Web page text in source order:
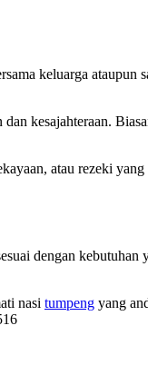
keluarga ataupun
kesajahteraan.
atau rezeki
dengan kebutuhan
nasi tumpeng yang